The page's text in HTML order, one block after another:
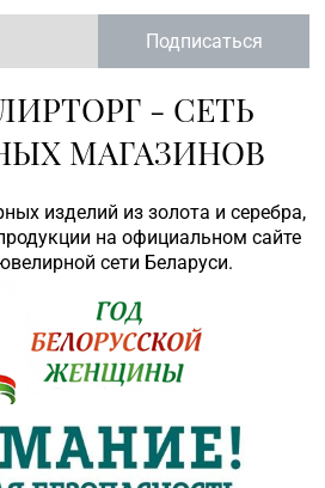
Подписаться
- СЕТЬ
МАГАЗИНОВ
изделий из золота и серебра,
на официальном сайте
сети Беларуси.